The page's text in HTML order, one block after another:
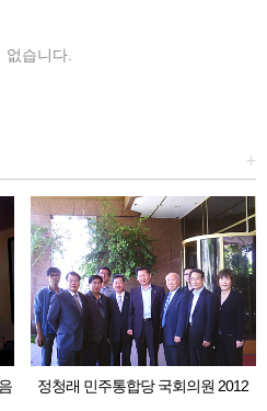
없습니다.
+
정청래 민주통합당 국회의원 2012